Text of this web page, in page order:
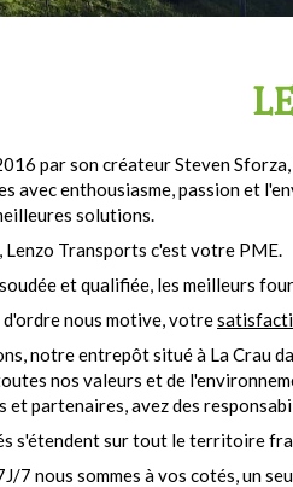
par son créateur Steven
avec enthousiasme, passion et
solutions.
Lenzo Transports c'est votre PME.
et qualifiée, les meilleurs
d'ordre nous motive, votre
notre entrepôt situé à La Crau
nos valeurs et de
et partenaires, avez des
s'étendent sur tout le territoire
7 nous sommes à vos cotés, un